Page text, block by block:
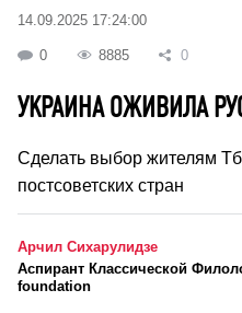
14.09.2025 17:24:00
0 8885 0
УКРАИНА ОЖИВИЛА
Сделать выбор жителям
постсоветских стран
Арчил Сихарулидзе
Аспирант Классической
foundation